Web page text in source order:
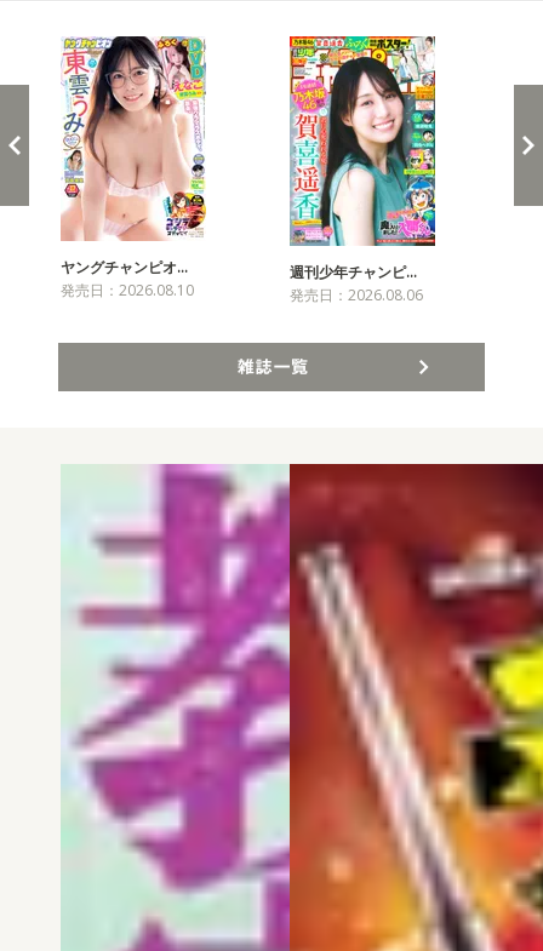
ヤングチャンピオ…
発売日：2026.08.10
週刊少年チャンピ…
発売日：2026.08.06